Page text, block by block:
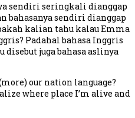
sendiri seringkali dianggap
bahasanya sendiri dianggap
kalian tahu kalau Emma
Padahal bahasa Inggris
disebut juga bahasa aslinya
our nation language?
where place I’m alive and